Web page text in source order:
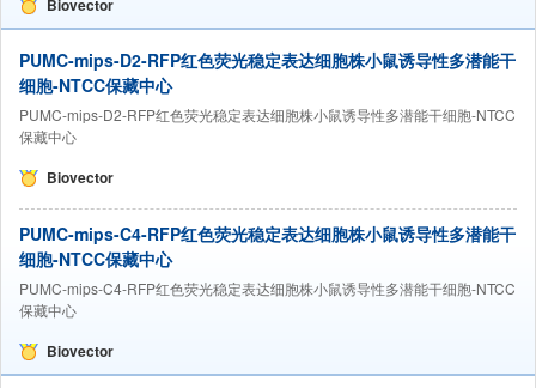
Biovector
PUMC-mips-D2-RFP红色荧光稳定表达细胞株小鼠诱导性多潜能干
细胞-NTCC保藏中心
PUMC-mips-D2-RFP红色荧光稳定表达细胞株小鼠诱导性多潜能干细胞-NTCC
保藏中心
Biovector
PUMC-mips-C4-RFP红色荧光稳定表达细胞株小鼠诱导性多潜能干
细胞-NTCC保藏中心
PUMC-mips-C4-RFP红色荧光稳定表达细胞株小鼠诱导性多潜能干细胞-NTCC
保藏中心
Biovector